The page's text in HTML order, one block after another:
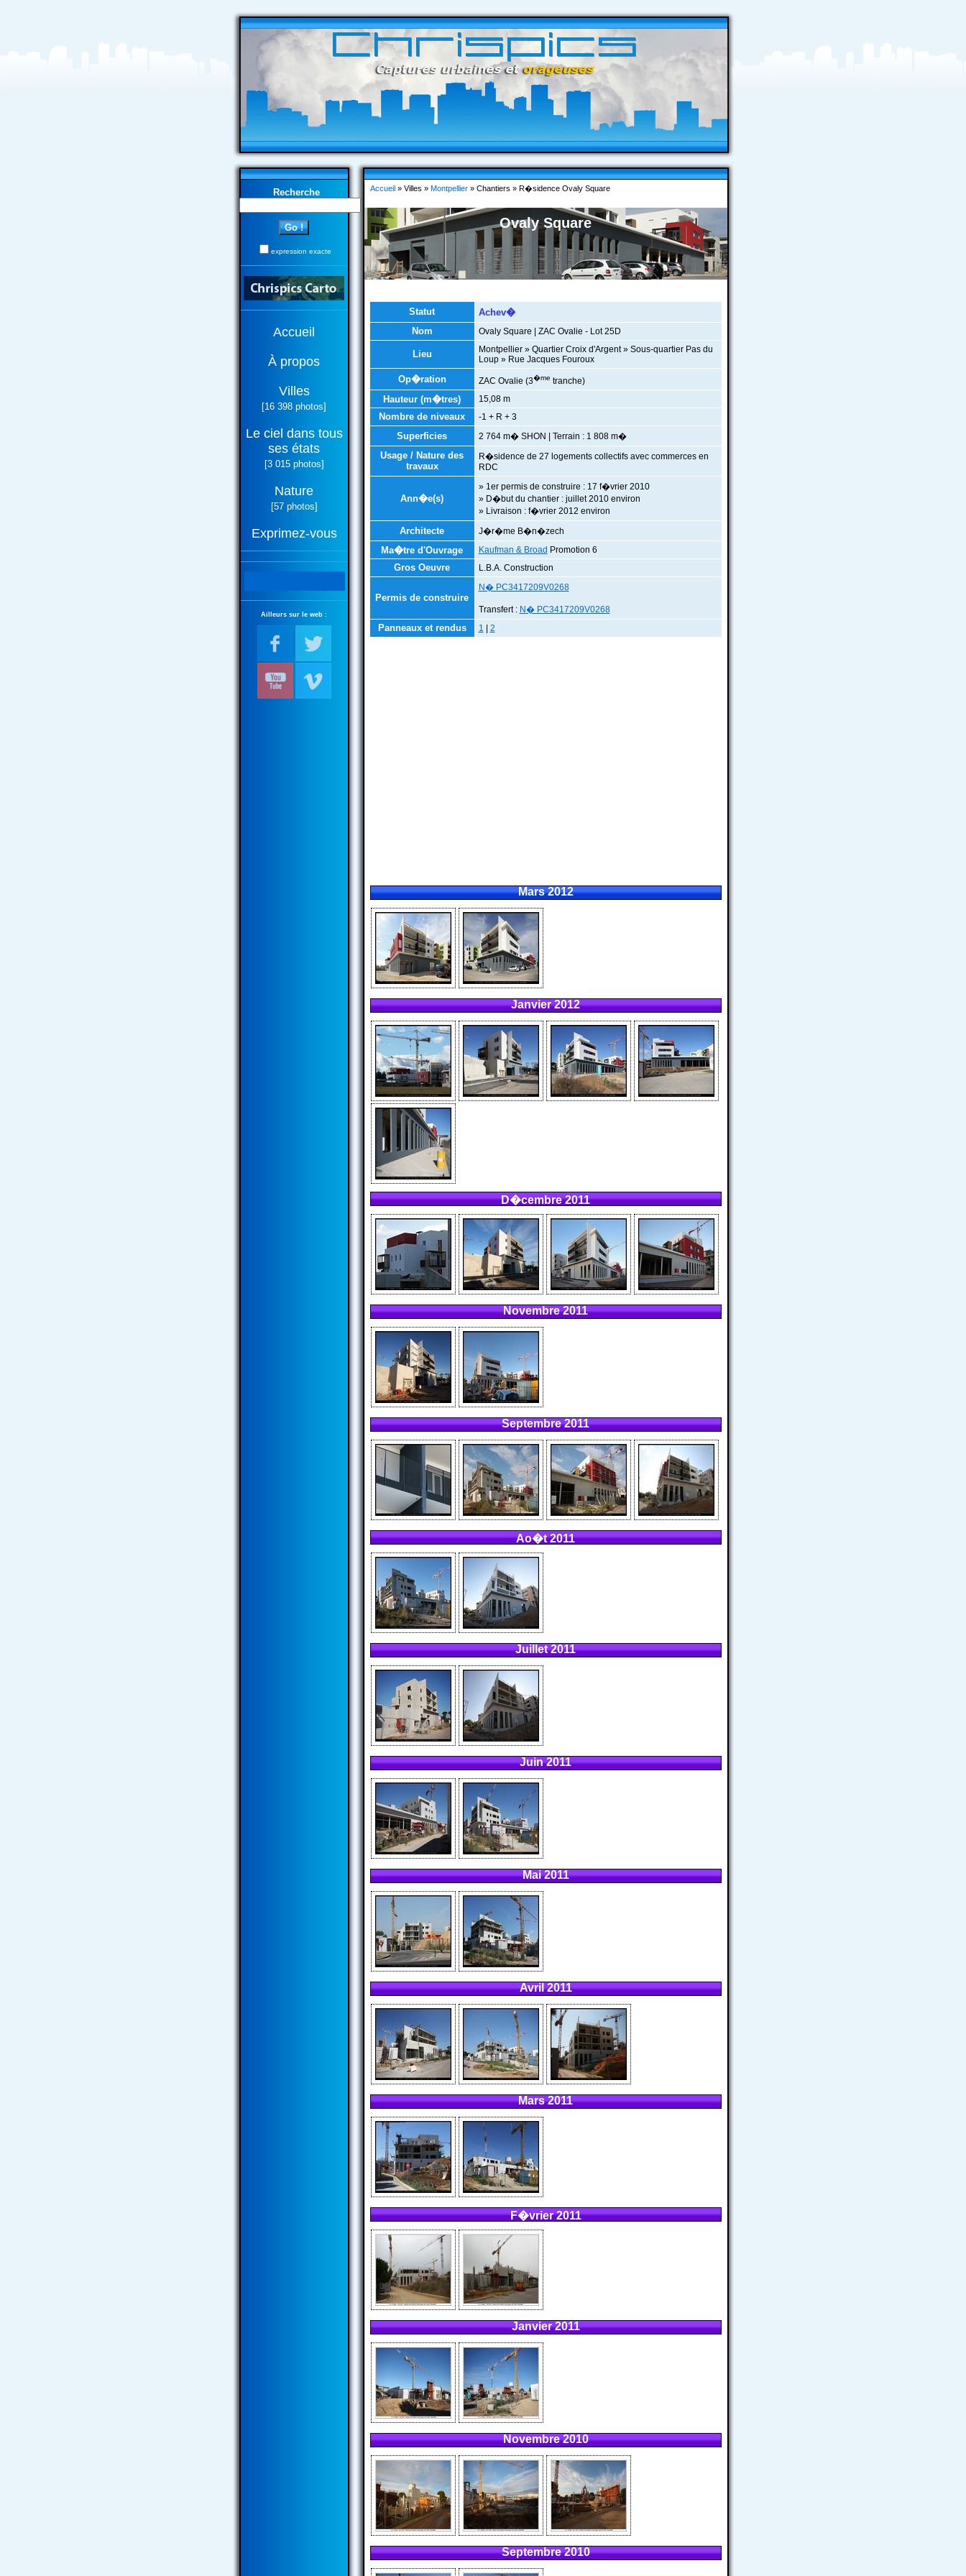
Recherche
expression exacte
Accueil
À propos
Villes
[16 398 photos]
Le ciel dans tous
ses états
[3 015 photos]
Nature
[57 photos]
Exprimez-vous
Ailleurs sur le web :
Accueil» Villes » Montpellier» Chantiers » R�sidence Ovaly Square
Ovaly Square
Statut
Achev�
Nom
Ovaly Square | ZAC Ovalie - Lot 25D
Lieu
Montpellier » Quartier Croix d'Argent » Sous-quartier Pas du
Loup » Rue Jacques Fouroux
Op�ration ZAC Ovalie (3�me tranche)
Hauteur (m�tres) 15,08 m
Nombre de niveaux -1 + R + 3
Superficies 2 764 m� SHON | Terrain : 1 808 m�
Usage / Nature des
travaux
R�sidence de 27 logements collectifs avec commerces en
RDC
Ann�e(s)
» 1er permis de construire : 17 f�vrier 2010
» D�but du chantier : juillet 2010 environ
» Livraison : f�vrier 2012 environ
Architecte J�r�me B�n�zech
Ma�tre d'Ouvrage Kaufman & Broad Promotion 6
Gros Oeuvre L.B.A. Construction
Permis de construire
N� PC3417209V0268
Transfert : N� PC3417209V0268
Panneaux et rendus 1 2
Mars 2012
Janvier 2012
D�cembre 2011
Novembre 2011
Septembre 2011
Ao�t 2011
Juillet 2011
Juin 2011
Mai 2011
Avril 2011
Mars 2011
F�vrier 2011
Janvier 2011
Novembre 2010
Septembre 2010